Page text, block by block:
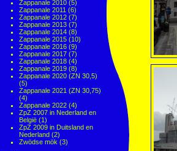
Zappanale 2010 (5)
Zappanale 2011 (6)
Zappanale 2012 (7)
Zappanale 2013 (7)
Zappanale 2014 (8)
Zappanale 2015 (10)
Zappanale 2016 (9)
Zappanale 2017 (7)
Zappanale 2018 (4)
Zappanale 2019 (8)
Zappanale 2020 (ZN 30,5)
(5)
Zappanale 2021 (ZN 30,75)
(4)
Zappanale 2022 (4)
ZpZ 2007 in Nederland en
België (1)
ZpZ 2009 in Duitsland en
Nederland (2)
Zwödse mök (3)